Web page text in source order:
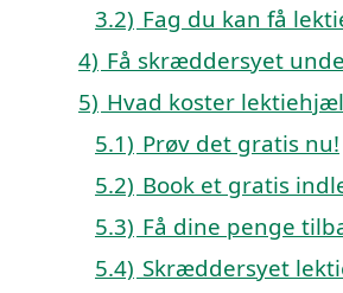
3.2) Fag du kan få
4) Få skræddersyet
5) Hvad koster
5.1) Prøv det gratis nu!
5.2) Book et gratis
5.3) Få dine penge
5.4) Skræddersyet